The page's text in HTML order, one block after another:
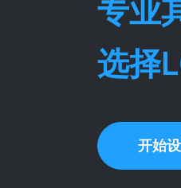
专业
选择
开始